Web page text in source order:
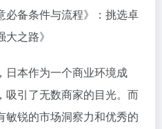
必备条件与流程》：挑选卓
之路》
日本作为一个商业环境成
吸引了无数商家的目光。而
敏锐的市场洞察力和优秀的